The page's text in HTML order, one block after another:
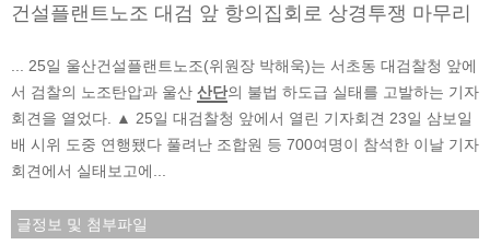
건설플랜트노조 대검 앞 항의집회로 상경투쟁 마무리
... 25일 울산건설플랜트노조(위원장 박해욱)는 서초동 대검찰청 앞에
서 검찰의 노조탄압과 울산 산단의 불법 하도급 실태를 고발하는 기자
회견을 열었다. ▲ 25일 대검찰청 앞에서 열린 기자회견 23일 삼보일
배 시위 도중 연행됐다 풀려난 조합원 등 700여명이 참석한 이날 기자
회견에서 실태보고에...
글정보 및 첨부파일